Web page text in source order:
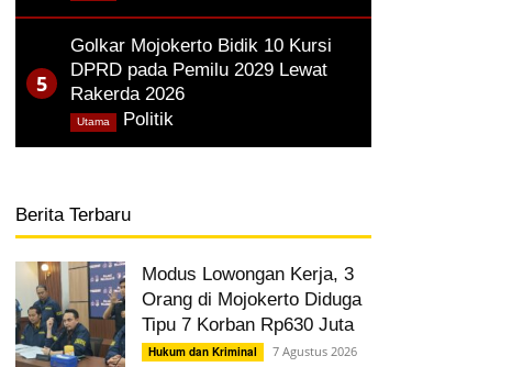
Golkar Mojokerto Bidik 10 Kursi
DPRD pada Pemilu 2029 Lewat
Rakerda 2026
Politik
Utama
Berita Terbaru
Modus Lowongan Kerja, 3
Orang di Mojokerto Diduga
Tipu 7 Korban Rp630 Juta
Hukum dan Kriminal 7 Agustus 2026